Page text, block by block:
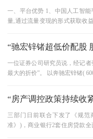
一、平台优势 1、中国人工智
量,通过流量变现的形式获取收
“驰宏锌锗超低价配股
一位证券公司研究员说，经记
最大的折价”。 以奔驰宏锌锗(
“房产调控政策持续收
三部门日前联合下发了《规
准》)，商业银行2套住房贷款